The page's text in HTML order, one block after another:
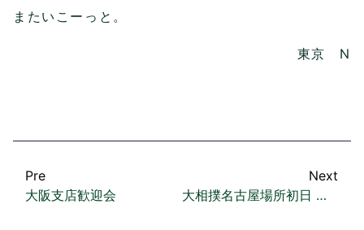
またいこーっと。
東京 N
Pre
大阪支店歓迎会
Next
大相撲名古屋場所初日 観戦